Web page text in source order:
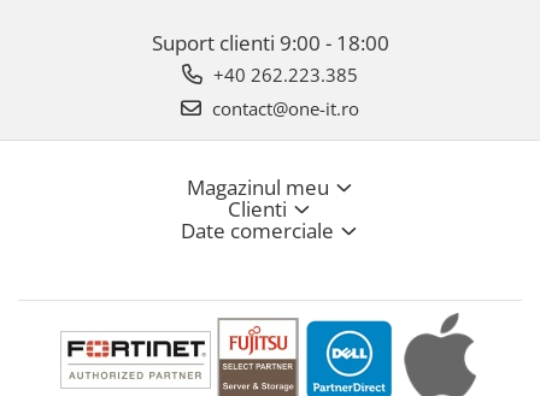
Suport clienti 9:00 - 18:00
+40 262.223.385
contact@one-it.ro
Magazinul meu
Clienti
Date comerciale